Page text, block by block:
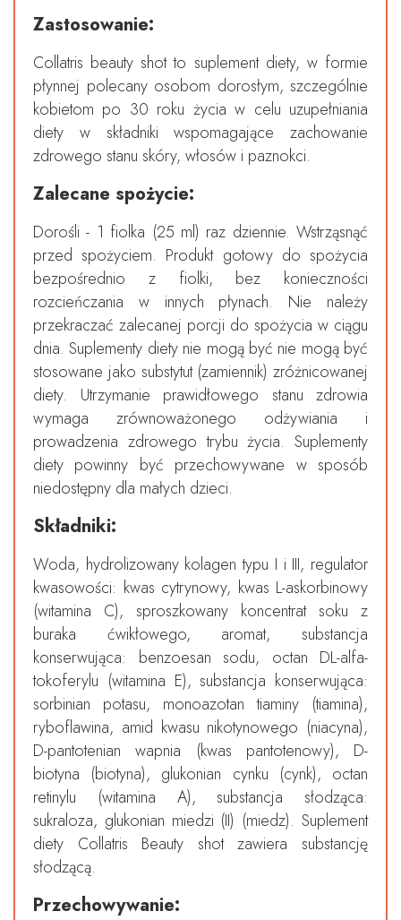
Zastosowanie:
Collatris beauty shot to suplement diety, w formie
płynnej polecany osobom dorosłym, szczególnie
kobietom po 30 roku życia w celu uzupełniania
diety w składniki wspomagające zachowanie
zdrowego stanu skóry, włosów i paznokci.
Zalecane spożycie:
Dorośli - 1 fiolka (25 ml) raz dziennie. Wstrząsnąć
przed spożyciem. Produkt gotowy do spożycia
bezpośrednio z fiolki, bez konieczności
rozcieńczania w innych płynach. Nie należy
przekraczać zalecanej porcji do spożycia w ciągu
dnia. Suplementy diety nie mogą być nie mogą być
stosowane jako substytut (zamiennik) zróżnicowanej
diety. Utrzymanie prawidłowego stanu zdrowia
wymaga zrównoważonego odżywiania i
prowadzenia zdrowego trybu życia. Suplementy
diety powinny być przechowywane w sposób
niedostępny dla małych dzieci.
Składniki:
Woda, hydrolizowany kolagen typu I i III, regulator
kwasowości: kwas cytrynowy, kwas L-askorbinowy
(witamina C), sproszkowany koncentrat soku z
buraka ćwikłowego, aromat, substancja
konserwująca: benzoesan sodu, octan DL-alfa-
tokoferylu (witamina E), substancja konserwująca:
sorbinian potasu, monoazotan tiaminy (tiamina),
ryboflawina, amid kwasu nikotynowego (niacyna),
D-pantotenian wapnia (kwas pantotenowy), D-
biotyna (biotyna), glukonian cynku (cynk), octan
retinylu (witamina A), substancja słodząca:
sukraloza, glukonian miedzi (II) (miedz). Suplement
diety Collatris Beauty shot zawiera substancję
słodzącą.
Przechowywanie: